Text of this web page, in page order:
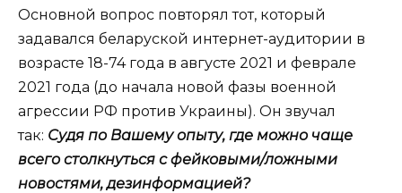
Основной вопрос повторял тот, который
задавался беларуской интернет-аудитории в
возрасте 18-74 года в августе 2021 и феврале
2021 года (до начала новой фазы военной
агрессии РФ против Украины). Он звучал
так: Судя по Вашему опыту, где можно чаще
всего столкнуться с фейковыми/ложными
новостями, дезинформацией?